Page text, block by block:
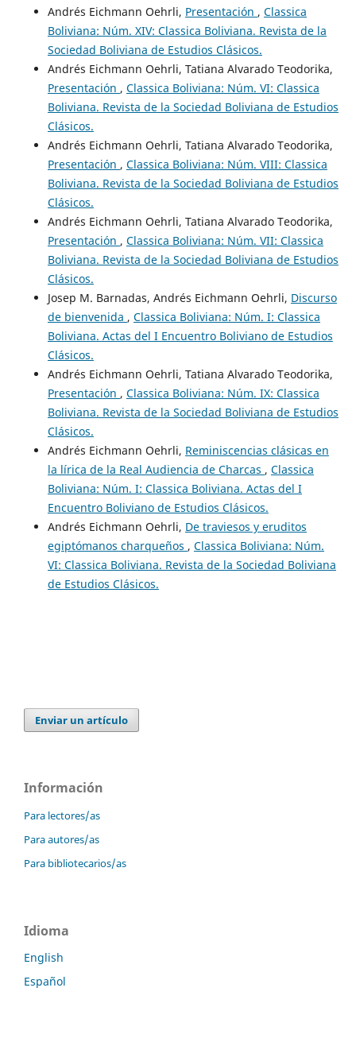
Andrés Eichmann Oehrli, Presentación , Classica
Boliviana: Núm. XIV: Classica Boliviana. Revista de la
Sociedad Boliviana de Estudios Clásicos.
Andrés Eichmann Oehrli, Tatiana Alvarado Teodorika,
Presentación , Classica Boliviana: Núm. VI: Classica
Boliviana. Revista de la Sociedad Boliviana de Estudios
Clásicos.
Andrés Eichmann Oehrli, Tatiana Alvarado Teodorika,
Presentación , Classica Boliviana: Núm. VIII: Classica
Boliviana. Revista de la Sociedad Boliviana de Estudios
Clásicos.
Andrés Eichmann Oehrli, Tatiana Alvarado Teodorika,
Presentación , Classica Boliviana: Núm. VII: Classica
Boliviana. Revista de la Sociedad Boliviana de Estudios
Clásicos.
Josep M. Barnadas, Andrés Eichmann Oehrli, Discurso
de bienvenida , Classica Boliviana: Núm. I: Classica
Boliviana. Actas del I Encuentro Boliviano de Estudios
Clásicos.
Andrés Eichmann Oehrli, Tatiana Alvarado Teodorika,
Presentación , Classica Boliviana: Núm. IX: Classica
Boliviana. Revista de la Sociedad Boliviana de Estudios
Clásicos.
Andrés Eichmann Oehrli, Reminiscencias clásicas en
la lírica de la Real Audiencia de Charcas , Classica
Boliviana: Núm. I: Classica Boliviana. Actas del I
Encuentro Boliviano de Estudios Clásicos.
Andrés Eichmann Oehrli, De traviesos y eruditos
egiptómanos charqueños , Classica Boliviana: Núm.
VI: Classica Boliviana. Revista de la Sociedad Boliviana
de Estudios Clásicos.
Enviar un artículo
Información
Para lectores/as
Para autores/as
Para bibliotecarios/as
Idioma
English
Español